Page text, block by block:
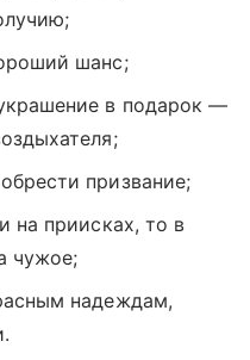
шанс;
в подарок —
призвание;
на приисках, то в
чужое;
надеждам,